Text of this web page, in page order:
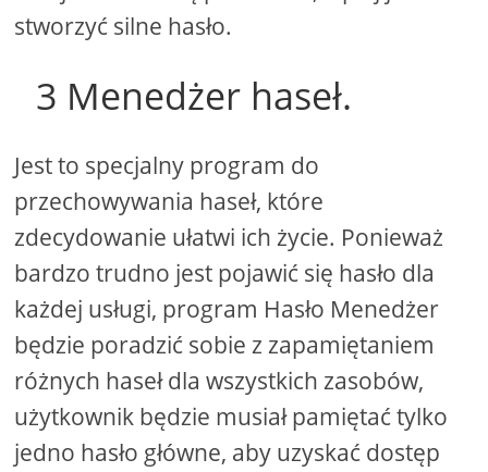
stworzyć silne hasło.
3 Menedżer haseł.
Jest to specjalny program do
przechowywania haseł, które
zdecydowanie ułatwi ich życie. Ponieważ
bardzo trudno jest pojawić się hasło dla
każdej usługi, program Hasło Menedżer
będzie poradzić sobie z zapamiętaniem
różnych haseł dla wszystkich zasobów,
użytkownik będzie musiał pamiętać tylko
jedno hasło główne, aby uzyskać dostęp